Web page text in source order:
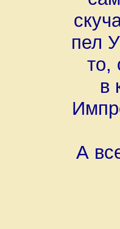
пел
то,
в
А